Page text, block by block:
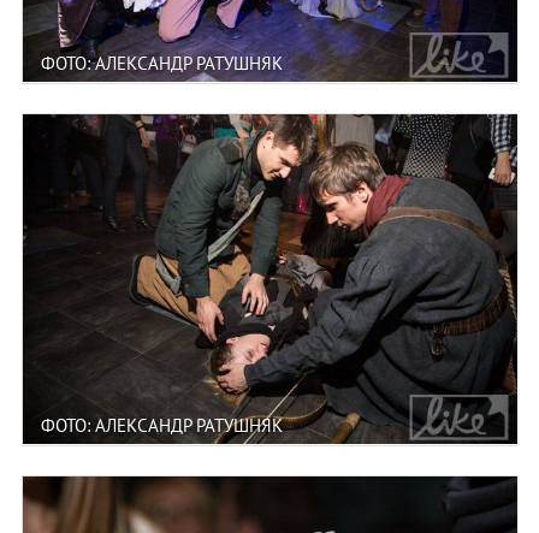
ФОТО: АЛЕКСАНДР РАТУШНЯК
ФОТО: АЛЕКСАНДР РАТУШНЯК